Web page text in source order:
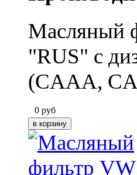
Масляный
"RUS" с
(CAAA,
0 руб